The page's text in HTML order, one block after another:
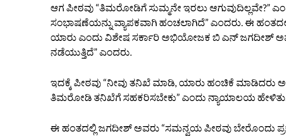
ಆಗ ಪೀಠವು “ತಿಮರೋಡಿಗೆ ಸುಮ್ಮನೇ ಇರಲು ಆಗುವುದಿಲ್ಲವೇ?”
ಸಂಭಾಷಣೆಯನ್ನು ವ್ಯಾಪಕವಾಗಿ ಹಂಚಲಾಗಿದೆ” ಎಂದರು. ಈ
ಯಾರು ಎಂದು ವಿಶೇಷ ಸರ್ಕಾರಿ ಅಭಿಯೋಜಕ ಬಿ ಎನ್‌ ಜಗದೀಶ್‌
ನಡೆಯುತ್ತಿದೆ” ಎಂದರು.
ಇದಕ್ಕೆ ಪೀಠವು “ನೀವು ತನಿಖೆ ಮಾಡಿ, ಯಾರು ಹಂಚಿಕೆ
ತಿಮರೋಡಿ ತನಿಖೆಗೆ ಸಹಕರಿಸಬೇಕು” ಎಂದು ನ್ಯಾಯಾಲಯ
ಈ ಹಂತದಲ್ಲಿ ಜಗದೀಶ್‌ ಅವರು “ಸಮನ್ವಯ ಪೀಠವು ಬೇರೊಂದು